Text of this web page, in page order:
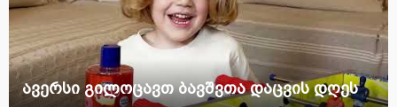
ავერსი გილოცავთ ბავშვთა დაცვის დღეს